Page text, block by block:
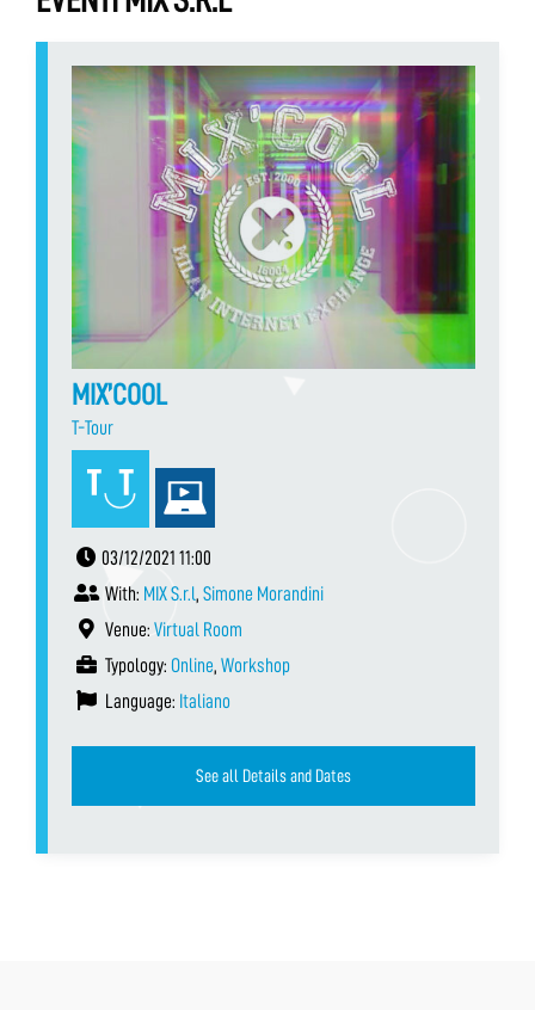
MIX’COOL
T-Tour
03/12/2021 11:00
With: MIX S.r.l, Simone Morandini
Venue: Virtual Room
Typology: Online, Workshop
Language: Italiano
See all Details and Dates